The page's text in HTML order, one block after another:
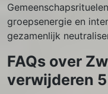
groepsenergie en
gezamenlijk
FAQs over
verwijderen